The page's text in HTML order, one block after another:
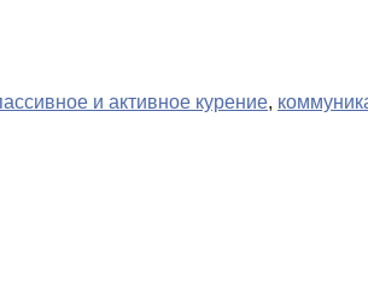
и активное курение,